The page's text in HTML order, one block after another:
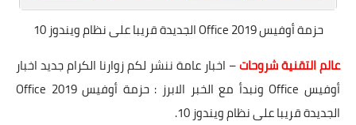
حزمة أوفيس Office 2019 الجديدة قريبا على نظام ويندوز 10
عالم التقنية شروحات– اخبار عامة ننشر لكم زوارنا الكرام جديد اخبار
أوفيس Office ونبدأ مع الخبر الابرز : حزمة أوفيس Office 2019
الجديدة قريبا على نظام ويندوز 10.